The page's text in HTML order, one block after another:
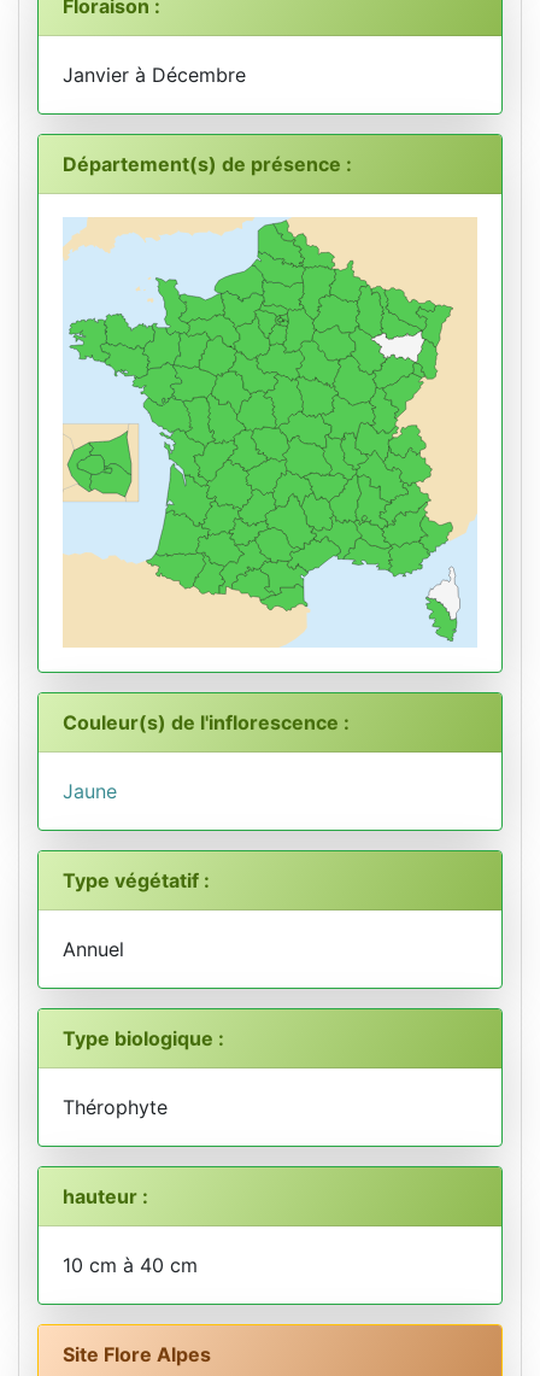
Floraison :
Janvier à Décembre
Département(s) de présence :
Couleur(s) de l'inflorescence :
Jaune
Type végétatif :
Annuel
Type biologique :
Thérophyte
hauteur :
10 cm à 40 cm
Site Flore Alpes